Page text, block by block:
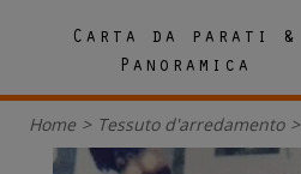
Carta da parati &
Panoramica
Home > Tessuto d'arredamento >